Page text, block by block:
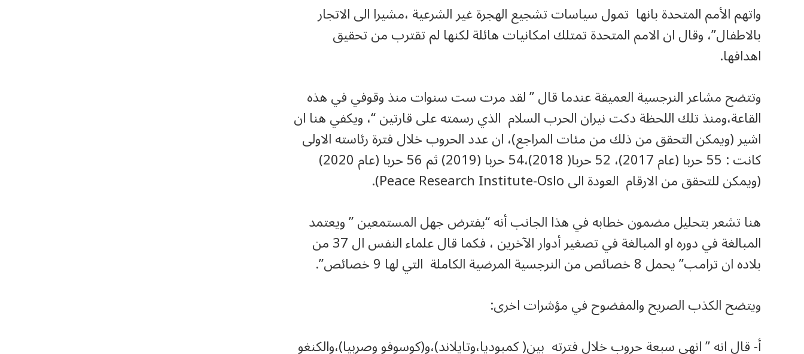
واتهم الأمم المتحدة بانها تمول سياسات تشجيع الهجرة غير الشرعية ،مشيرا الى الاتجار
بالاطفال”، وقال ان الامم المتحدة تمتلك امكانيات هائلة لكنها لم تقترب من تحقيق
اهدافها.
وتتضح مشاعر النرجسية العميقة عندما قال ” لقد مرت ست سنوات منذ وقوفي في هذه
القاعة،ومنذ تلك اللحظة دكت نيران الحرب السلام الذي رسمته على قارتين “، ويكفي هنا ان
اشير (ويمكن التحقق من ذلك من مئات المراجع)، ان عدد الحروب خلال فترة رئاسته الاولى
كانت : 55 حربا (عام 2017)، 52 حربا( 2018)،54 حربا (2019) ثم 56 حربا (عام 2020)
(ويمكن للتحقق من الارقام العودة الى Peace Research Institute-Oslo).
هنا تشعر بتحليل مضمون خطابه في هذا الجانب أنه “يفترض جهل المستمعين ” ويعتمد
المبالغة في دوره او المبالغة في تصغير أدوار الآخرين ، فكما قال علماء النفس ال 37 من
بلاده ان ترامب” يحمل 8 خصائص من النرجسية المرضية الكاملة التي لها 9 خصائص”.
ويتضح الكذب الصريح والمفضوح في مؤشرات اخرى:
أ‌- قال انه ” انهى سبعة حروب خلال فترته بين( كمبوديا،وتايلاند)،و(كوسوفو وصربيا)،والكنغو